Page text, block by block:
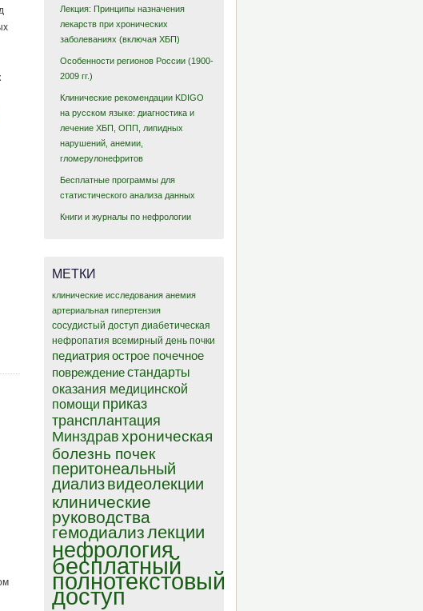
Лекция: Принципы назначения
лекарств при хронических
заболеваниях (включая ХБП)
Особенности регионов России (1900-
2009 гг.)
Клинические рекомендации KDIGO
на русском языке: диагностика и
лечение ХБП, ОПП, липидных
нарушений, анемии,
гломерулонефритов
Бесплатные программы для
статистического анализа данных
Книги и журналы по нефрологии
МЕТКИ
клинические исследования анемия
артериальная гипертензия
сосудистый доступ диабетическая
нефропатия всемирный день почки
педиатрия острое почечное
повреждение стандарты
оказания медицинской
помощи приказ
трансплантация
Минздрав хроническая
болезнь почек
перитонеальный
диализ видеолекции
клинические
руководства
гемодиализлекции
нефрология
бесплатный
полнотекстовый
доступ